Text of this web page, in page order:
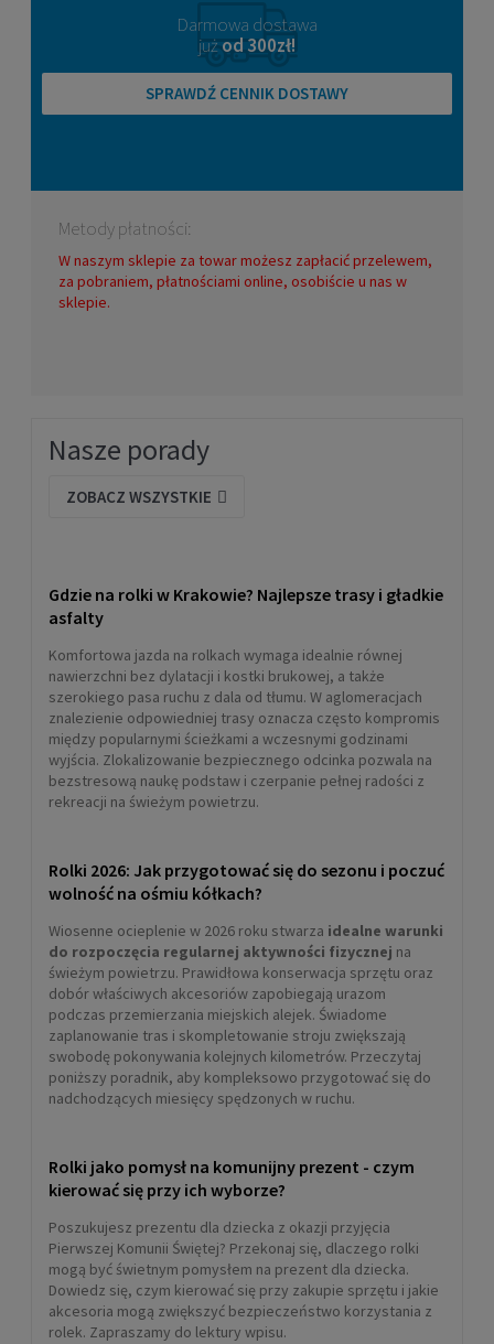
Darmowa dostawa
już od 300zł!
SPRAWDŹ CENNIK DOSTAWY
Metody płatności:
W naszym sklepie za towar możesz zapłacić przelewem,
za pobraniem, płatnościami online, osobiście u nas w
sklepie.
Nasze porady
ZOBACZ WSZYSTKIE
Gdzie na rolki w Krakowie? Najlepsze trasy i gładkie
asfalty
Komfortowa jazda na rolkach wymaga idealnie równej
nawierzchni bez dylatacji i kostki brukowej, a także
szerokiego pasa ruchu z dala od tłumu. W aglomeracjach
znalezienie odpowiedniej trasy oznacza często kompromis
między popularnymi ścieżkami a wczesnymi godzinami
wyjścia. Zlokalizowanie bezpiecznego odcinka pozwala na
bezstresową naukę podstaw i czerpanie pełnej radości z
rekreacji na świeżym powietrzu.
Rolki 2026: Jak przygotować się do sezonu i poczuć
wolność na ośmiu kółkach?
Wiosenne ocieplenie w 2026 roku stwarza idealne warunki
do rozpoczęcia regularnej aktywności fizycznej na
świeżym powietrzu. Prawidłowa konserwacja sprzętu oraz
dobór właściwych akcesoriów zapobiegają urazom
podczas przemierzania miejskich alejek. Świadome
zaplanowanie tras i skompletowanie stroju zwiększają
swobodę pokonywania kolejnych kilometrów. Przeczytaj
poniższy poradnik, aby kompleksowo przygotować się do
nadchodzących miesięcy spędzonych w ruchu.
Rolki jako pomysł na komunijny prezent - czym
kierować się przy ich wyborze?
Poszukujesz prezentu dla dziecka z okazji przyjęcia
Pierwszej Komunii Świętej? Przekonaj się, dlaczego rolki
mogą być świetnym pomysłem na prezent dla dziecka.
Dowiedz się, czym kierować się przy zakupie sprzętu i jakie
akcesoria mogą zwiększyć bezpieczeństwo korzystania z
rolek. Zapraszamy do lektury wpisu.